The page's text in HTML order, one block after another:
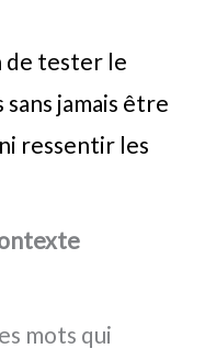
de tester le
jamais être
ressentir les
mots qui